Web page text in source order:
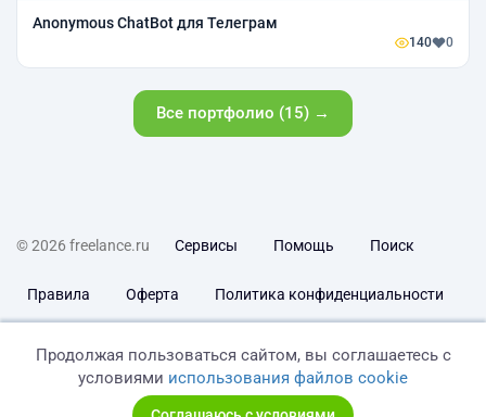
Anonymous ChatBot для Телеграм
140 0
Все портфолио (15) →
© 2026 freelance.ru Сервисы Помощь Поиск
Правила Оферта Политика конфиденциальности
Продолжая пользоваться сайтом, вы соглашаетесь с
условиями использования файлов cookie